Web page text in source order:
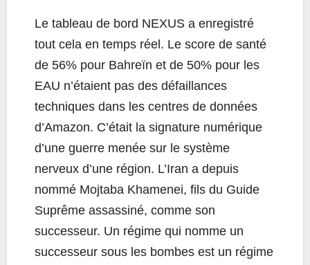
Le tableau de bord NEXUS a enregistré
tout cela en temps réel. Le score de santé
de 56% pour Bahreïn et de 50% pour les
EAU n’étaient pas des défaillances
techniques dans les centres de données
d’Amazon. C’était la signature numérique
d’une guerre menée sur le système
nerveux d’une région. L’Iran a depuis
nommé Mojtaba Khamenei, fils du Guide
Suprême assassiné, comme son
successeur. Un régime qui nomme un
successeur sous les bombes est un régime